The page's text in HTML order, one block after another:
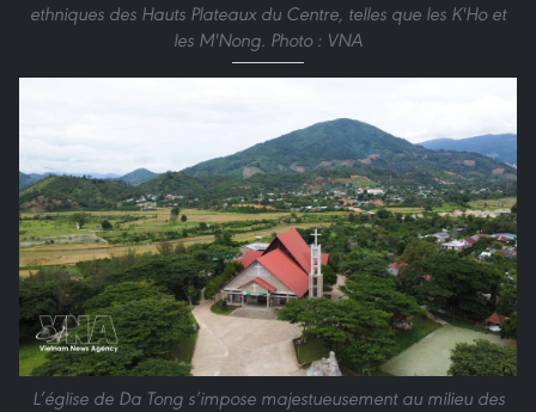
ethniques des Hauts Plateaux du Centre, telles que les K'Ho et
les M'Nong. Photo : VNA
L’église de Da Tong s’impose majestueusement au milieu des